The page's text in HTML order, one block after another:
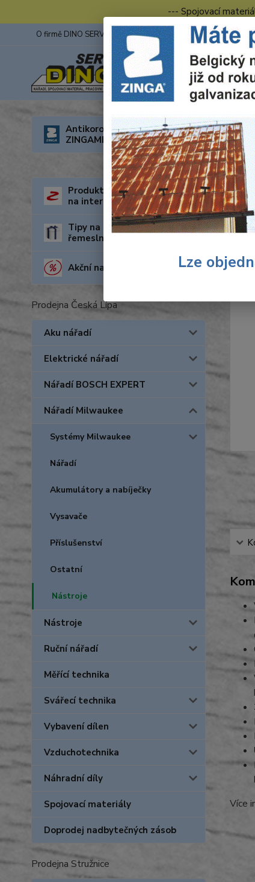
--- Spojovací
O firmě DINO SERVIS s.r.o. ZINGA Fotogalerie z
Antikorozní nátěry
ZINGAMETALL
Produkty za nejnižší cenu
na internetu
Tipy na dárky pro kutily a
řemeslníky
Akční nabídka
Prodejna Česká Lípa
Aku nářadí
Elektrické nářadí
Nářadí BOSCH EXPERT
Nářadí Milwaukee
Systémy Milwaukee
Nářadí
Akumulátory a nabíječky
Vysavače
Příslušenství
Ostatní
Nástroje
Nástroje
Ruční nářadí
Měřící technika
Svářecí technika
Vybavení dílen
Vzduchotechnika
Náhradní díly
Spojovací materiály
Doprodej nadbytečných zásob
Prodejna Stružnice
Úvod
Více
Lze